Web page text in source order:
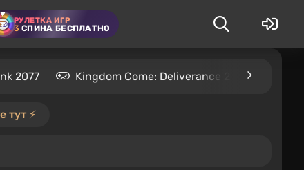
РУЛЕТКА ИГР
3 СПИНА БЕСПЛАТНО
2077 Kingdom Come: Deliverance 2
тут ⚡️